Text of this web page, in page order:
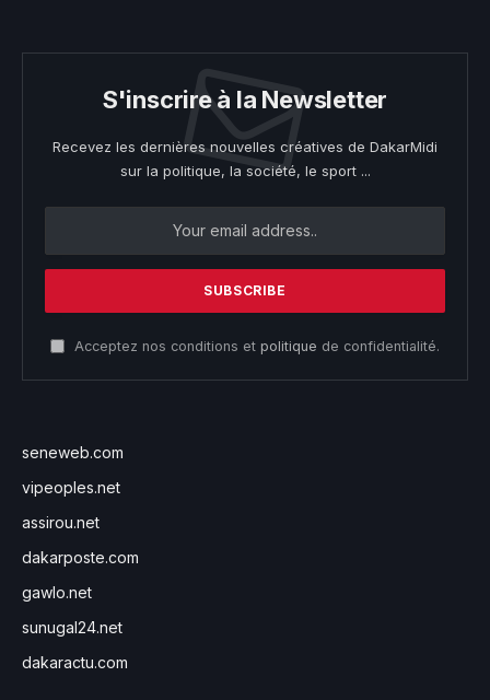
S'inscrire à la Newsletter
Recevez les dernières nouvelles créatives de DakarMidi
sur la politique, la société, le sport ...
Acceptez nos conditions et politique de confidentialité.
seneweb.com
vipeoples.net
assirou.net
dakarposte.com
gawlo.net
sunugal24.net
dakaractu.com